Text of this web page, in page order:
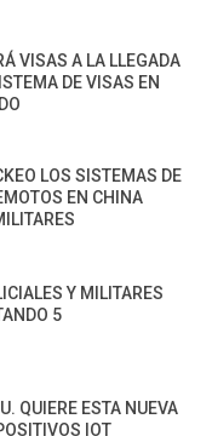
VISAS A LA LLEGADA
DE VISAS EN
LOS SISTEMAS DE
EN CHINA
Y MILITARES
5
QUIERE ESTA NUEVA
IOT